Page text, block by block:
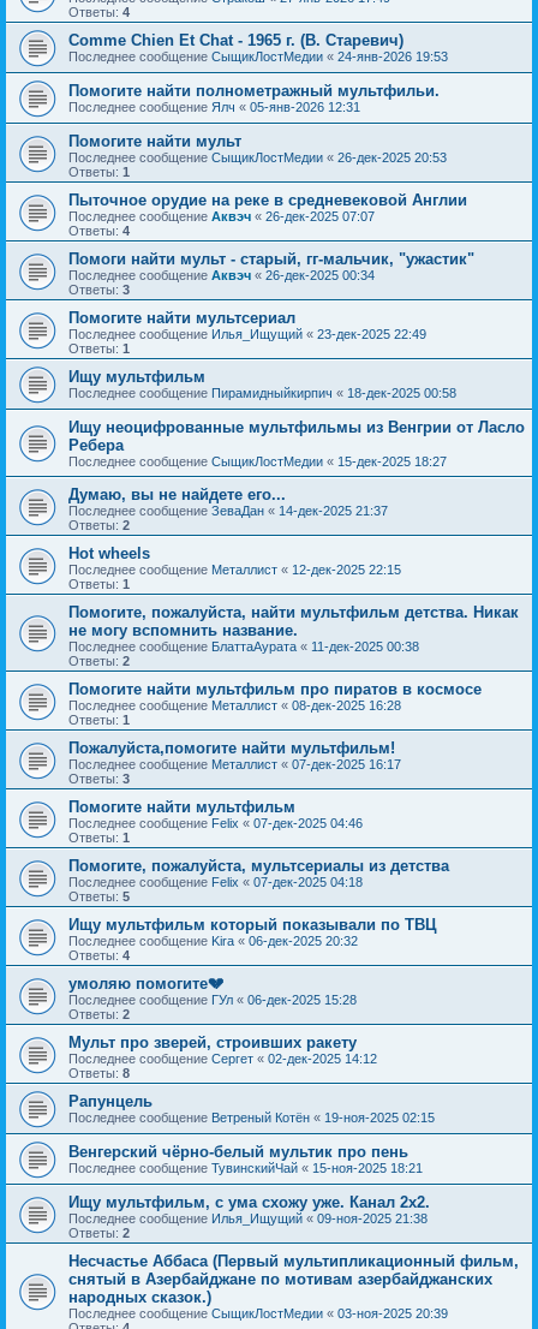
Ответы: 4
Comme Chien Et Chat - 1965 г. (В. Старевич)
Последнее сообщение СыщикЛостМедии « 24-янв-2026 19:53
Помогите найти полнометражный мультфильи.
Последнее сообщение Ялч « 05-янв-2026 12:31
Помогите найти мульт
Последнее сообщение СыщикЛостМедии « 26-дек-2025 20:53
Ответы: 1
Пыточное орудие на реке в средневековой Англии
Последнее сообщение Аквэч « 26-дек-2025 07:07
Ответы: 4
Помоги найти мульт - старый, гг-мальчик, "ужастик"
Последнее сообщение Аквэч « 26-дек-2025 00:34
Ответы: 3
Помогите найти мультсериал
Последнее сообщение Илья_Ищущий « 23-дек-2025 22:49
Ответы: 1
Ищу мультфильм
Последнее сообщение Пирамидныйкирпич « 18-дек-2025 00:58
Ищу неоцифрованные мультфильмы из Венгрии от Ласло
Ребера
Последнее сообщение СыщикЛостМедии « 15-дек-2025 18:27
Думаю, вы не найдете его...
Последнее сообщение ЗеваДан « 14-дек-2025 21:37
Ответы: 2
Hot wheels
Последнее сообщение Металлист « 12-дек-2025 22:15
Ответы: 1
Помогите, пожалуйста, найти мультфильм детства. Никак
не могу вспомнить название.
Последнее сообщение БлаттаАурата « 11-дек-2025 00:38
Ответы: 2
Помогите найти мультфильм про пиратов в космосе
Последнее сообщение Металлист « 08-дек-2025 16:28
Ответы: 1
Пожалуйста,помогите найти мультфильм!
Последнее сообщение Металлист « 07-дек-2025 16:17
Ответы: 3
Помогите найти мультфильм
Последнее сообщение Felix « 07-дек-2025 04:46
Ответы: 1
Помогите, пожалуйста, мультсериалы из детства
Последнее сообщение Felix « 07-дек-2025 04:18
Ответы: 5
Ищу мультфильм который показывали по ТВЦ
Последнее сообщение Kira « 06-дек-2025 20:32
Ответы: 4
умоляю помогите💔
Последнее сообщение ГУл « 06-дек-2025 15:28
Ответы: 2
Мульт про зверей, строивших ракету
Последнее сообщение Сергет « 02-дек-2025 14:12
Ответы: 8
Рапунцель
Последнее сообщение Ветреный Котён « 19-ноя-2025 02:15
Венгерский чёрно-белый мультик про пень
Последнее сообщение ТувинскийЧай « 15-ноя-2025 18:21
Ищу мультфильм, с ума схожу уже. Канал 2х2.
Последнее сообщение Илья_Ищущий « 09-ноя-2025 21:38
Ответы: 2
Несчастье Аббаса (Первый мультипликационный фильм,
снятый в Азербайджане по мотивам азербайджанских
народных сказок.)
Последнее сообщение СыщикЛостМедии « 03-ноя-2025 20:39